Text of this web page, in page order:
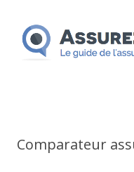
Comparateur